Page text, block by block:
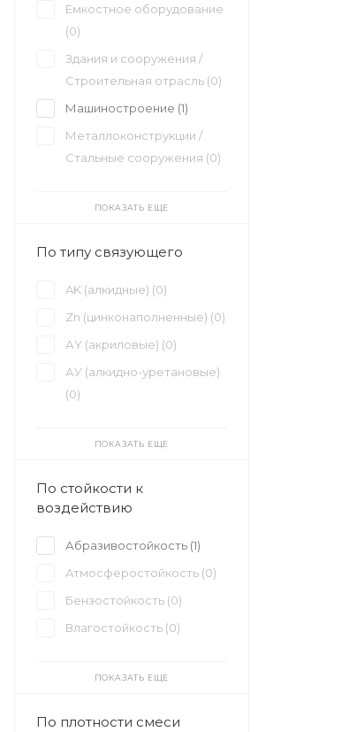
Емкостное оборудование
(0)
Здания и сооружения /
Строительная отрасль (0)
Машиностроение (1)
Металлоконструкции /
Стальные сооружения (0)
ПОКАЗАТЬ ЕЩЕ
По типу связующего
AK (алкидные) (0)
Zn (цинконаполненные) (0)
АY (акриловые) (0)
АУ (алкидно-уретановые)
(0)
ПОКАЗАТЬ ЕЩЕ
По стойкости к
воздействию
Абразивостойкость (1)
Атмосферостойкость (0)
Бензостойкость (0)
Влагостойкость (0)
ПОКАЗАТЬ ЕЩЕ
По плотности смеси